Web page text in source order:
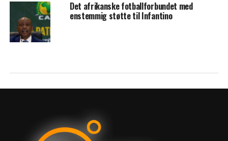
Det afrikanske fotballforbundet med
enstemmig støtte til Infantino